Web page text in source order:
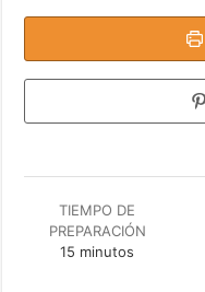
TIEMPO DE
PREPARACIÓN
15 minutos
minutos